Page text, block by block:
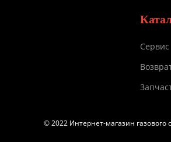
Сервис
© 2022 Интернет-магазин газового